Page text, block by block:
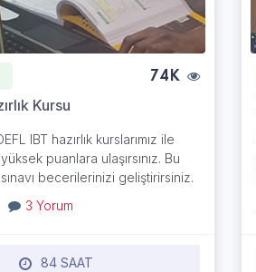
74K
Kursu
IBT hazırlık kurslarımız ile
puanlara ulaşırsınız. Bu
becerilerinizi geliştirirsiniz.
3 Yorum
84 SAAT